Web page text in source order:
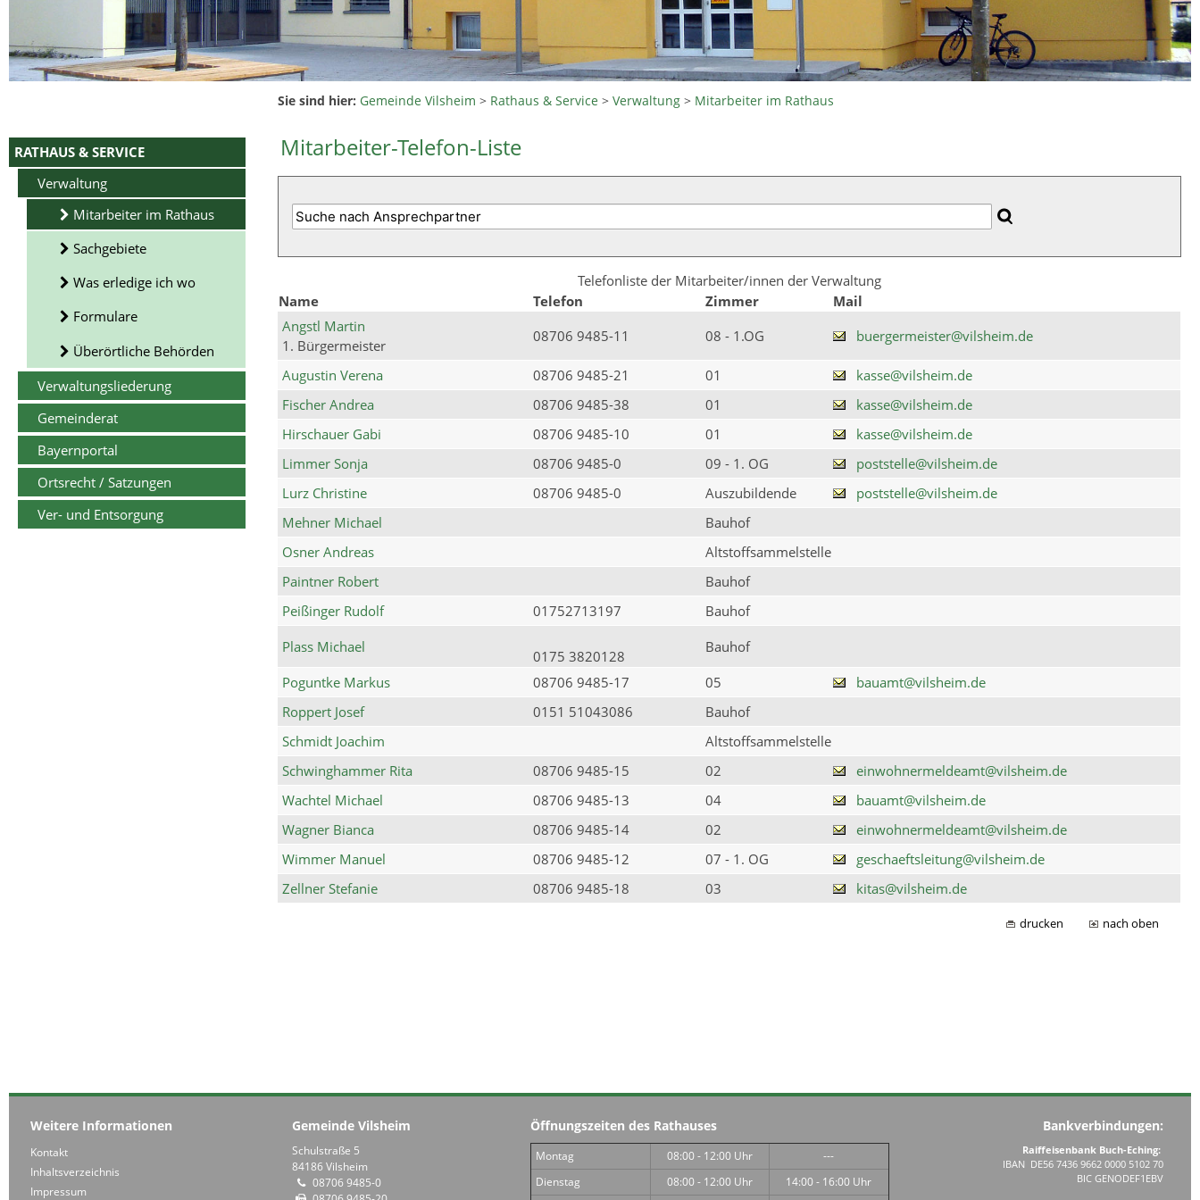
RATHAUS & SERVICE
Verwaltung
Mitarbeiter im Rathaus
Sachgebiete
Was erledige ich wo
Formulare
Überörtliche Behörden
Verwaltungsliederung
Gemeinderat
Bayernportal
Ortsrecht / Satzungen
Ver- und Entsorgung
Sie sind hier: Gemeinde Vilsheim > Rathaus & Service >Verwaltung > Mitarbeiter im Rathaus
Mitarbeiter-Telefon-Liste
Telefonliste der Mitarbeiter/innen der Verwaltung
Name
Telefon Zimmer
Mail
Angstl Martin
1. Bürgermeister
08706 9485-11 08 - 1.OG buergermeister@vilsheim.de
Augustin Verena 08706 9485-21 01
kasse@vilsheim.de
Fischer Andrea
08706 9485-38 01
kasse@vilsheim.de
Hirschauer Gabi
08706 9485-10 01
kasse@vilsheim.de
Limmer Sonja
08706 9485-0 09 - 1. OG
poststelle@vilsheim.de
Lurz Christine
08706 9485-0 Auszubildende
poststelle@vilsheim.de
Mehner Michael
Bauhof
Osner Andreas
Altstoffsammelstelle
Paintner Robert
Bauhof
Peißinger Rudolf
01752713197
Bauhof
Plass Michael
0175 3820128
Bauhof
Poguntke Markus
08706 9485-17 05
bauamt@vilsheim.de
Roppert Josef
0151 51043086
Bauhof
Schmidt Joachim
Altstoffsammelstelle
Schwinghammer Rita
08706 9485-15 02
einwohnermeldeamt@vilsheim.de
Wachtel Michael
08706 9485-13 04
bauamt@vilsheim.de
Wagner Bianca
08706 9485-14 02
einwohnermeldeamt@vilsheim.de
Wimmer Manuel
08706 9485-12 07 - 1. OG
geschaeftsleitung@vilsheim.de
Zellner Stefanie
08706 9485-18 03 kitas@vilsheim.de
drucken nach oben
Weitere Informationen
Kontakt
Inhaltsverzeichnis
Impressum
Gemeinde Vilsheim
Schulstraße 5
84186 Vilsheim
08706 9485-0
Öffnungszeiten des Rathauses
Montag 08:00 - 12:00 Uhr
---
Dienstag
08:00 - 12:00 Uhr
14:00 - 16:00 Uhr
Bankverbindungen:
Raiffeisenbank Buch-Eching:
IBAN DE56 7436 9662 0000 5102 70
BIC GENODEF1EBV